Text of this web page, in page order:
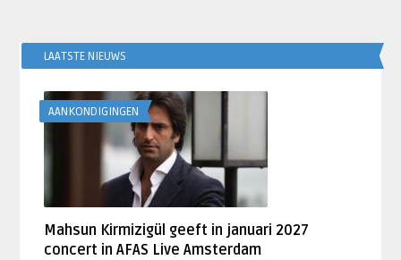
LAATSTE NIEUWS
AANKONDIGINGEN
Mahsun Kirmizigül geeft in januari 2027
concert in AFAS Live Amsterdam